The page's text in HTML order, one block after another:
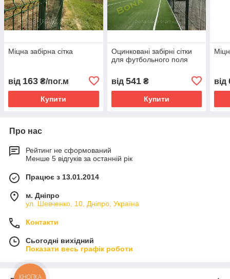
Міцна забірна сітка
від 163 ₴/пог.м
Купити
Оцинковані забірні сітки
для футбольного поля
від 541₴
Купити
від
Про нас
Рейтинг не сформований
Менше 5 відгуків за останній рік
Працює з 13.01.2014
м. Дніпро
ул. Шевченко, 10, Дніпро, Україна
Контакти
Сьогодні вихідний
Показати весь графік роботи
КНОПКА